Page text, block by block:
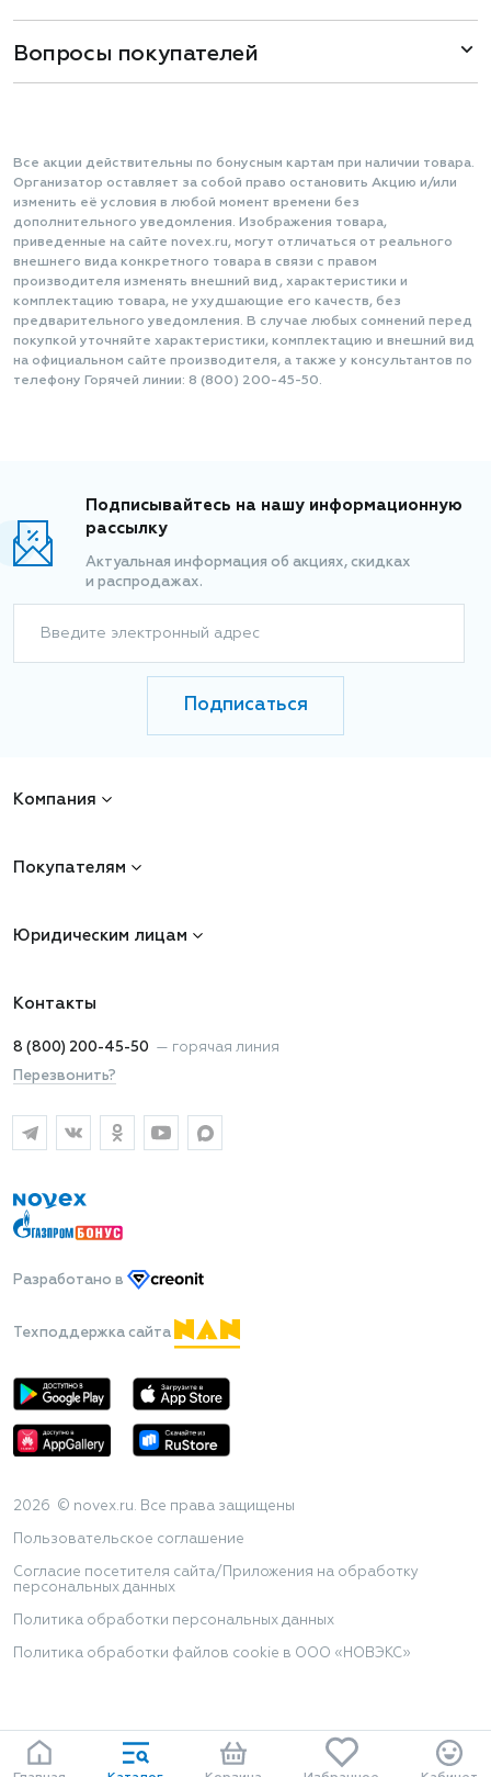
Вопросы покупателей
Все акции действительны по бонусным картам при наличии товара.
Организатор оставляет за собой право остановить Акцию и/или
изменить её условия в любой момент времени без
дополнительного уведомления. Изображения товара,
приведенные на сайте novex.ru, могут отличаться от реального
внешнего вида конкретного товара в связи с правом
производителя изменять внешний вид, характеристики и
комплектацию товара, не ухудшающие его качеств, без
предварительного уведомления. В случае любых сомнений перед
покупкой уточняйте характеристики, комплектацию и внешний вид
на официальном сайте производителя, а также у консультантов по
телефону Горячей линии: 8 (800) 200-45-50.
Подписывайтесь на нашу информационную
рассылку
Актуальная информация об акциях, скидках
и распродажах.
Введите электронный адрес
Подписаться
Компания
Покупателям
Юридическим лицам
Контакты
8 (800) 200-45-50 — горячая линия
Перезвонить?
Разработано в
Техподдержка сайта
2026 © novex.ru. Все права защищены
Пользовательское соглашение
Согласие посетителя сайта/Приложения на обработку
персональных данных
Политика обработки персональных данных
Политика обработки файлов cookie в ООО «НОВЭКС»